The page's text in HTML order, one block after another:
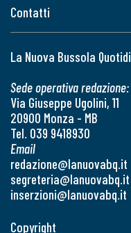
Contatti
La Nuova Bussola
Sede operativa redazione:
Via Giuseppe Ugolini, 11
20900 Monza - MB
Tel. 039 9418930
Email
redazione@lanuovabq.it
segreteria@lanuovabq.it
inserzioni@lanuovabq.it
Copyright